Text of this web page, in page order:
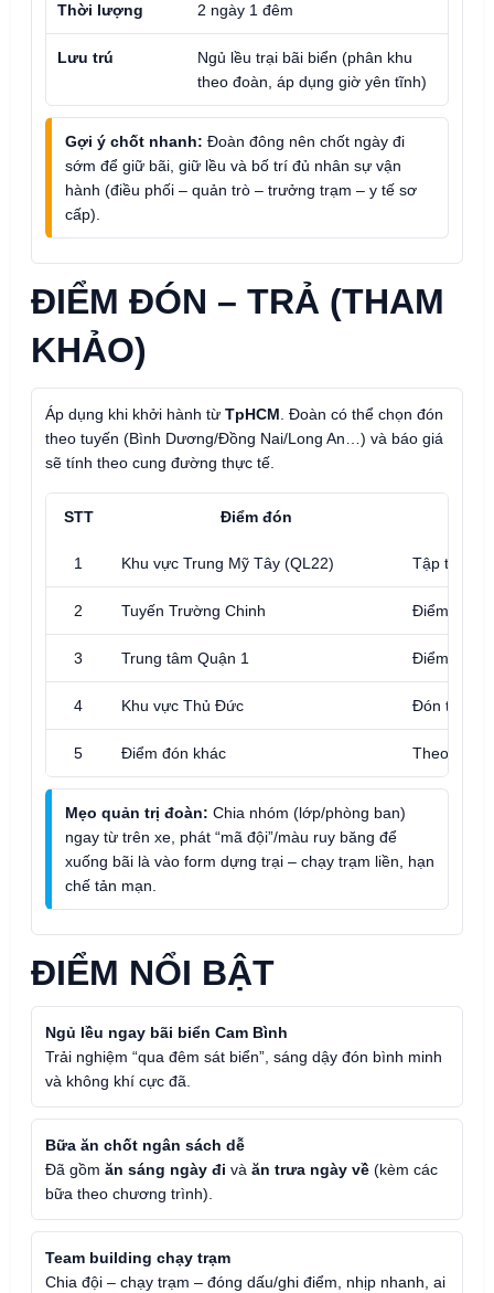
Thời lượng 2 ngày 1 đêm
Lưu trú
Ngủ lều trại bãi biển (phân khu
theo đoàn, áp dụng giờ yên tĩnh)
Gợi ý chốt nhanh: Đoàn đông nên chốt ngày đi
sớm để giữ bãi, giữ lều và bố trí đủ nhân sự vận
hành (điều phối – quản trò – trưởng trạm – y tế sơ
cấp).
ĐIỂM ĐÓN – TRẢ (THAM
KHẢO)
Áp dụng khi khởi hành từ TpHCM . Đoàn có thể chọn đón
theo tuyến (Bình Dương/Đồng Nai/Long An…) và báo giá
sẽ tính theo cung đường thực tế.
STT Điểm đón
1 Khu vực Trung Mỹ Tây (QL22) Tập trung
2 Tuyến Trường Chinh Điểm hẹn
3 Trung tâm Quận 1 Điểm hẹn
4 Khu vực Thủ Đức Đón theo
5 Điểm đón khác Theo yêu
Mẹo quản trị đoàn: Chia nhóm (lớp/phòng ban)
ngay từ trên xe, phát “mã đội”/màu ruy băng để
xuống bãi là vào form dựng trại – chạy trạm liền, hạn
chế tản mạn.
ĐIỂM NỔI BẬT
Ngủ lều ngay bãi biển Cam Bình
Trải nghiệm “qua đêm sát biển”, sáng dậy đón bình minh
và không khí cực đã.
Bữa ăn chốt ngân sách dễ
Đã gồm ăn sáng ngày đi và ăn trưa ngày về (kèm các
bữa theo chương trình).
Team building chạy trạm
Chia đội – chạy trạm – đóng dấu/ghi điểm, nhịp nhanh, ai